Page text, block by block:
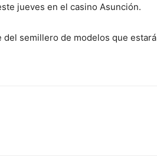
jueves en el casino Asunción.
del semillero de modelos que estará